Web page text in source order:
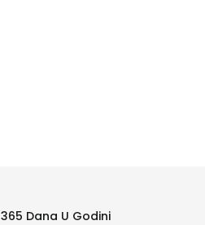
365 Dana U Godini